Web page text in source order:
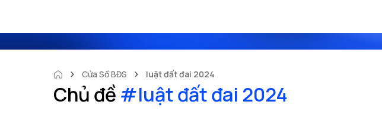
Cửa Sổ BĐS luật đất đai 2024
Chủ đề #luật đất đai 2024